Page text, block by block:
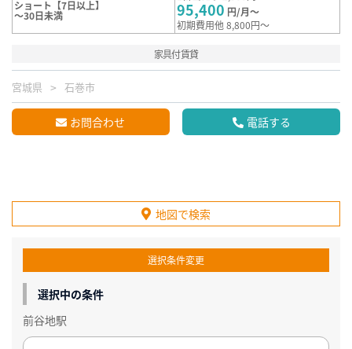
ショート【7日以上】
～30日未満 95,400 円/月～
初期費用他 8,800円～
家具付賃貸
宮城県 石巻市
お問合わせ 電話する
地図で検索
選択条件変更
選択中の条件
前谷地駅